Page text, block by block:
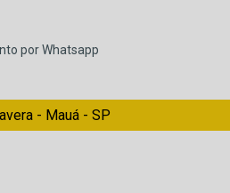
por Whatsapp
- Mauá - SP